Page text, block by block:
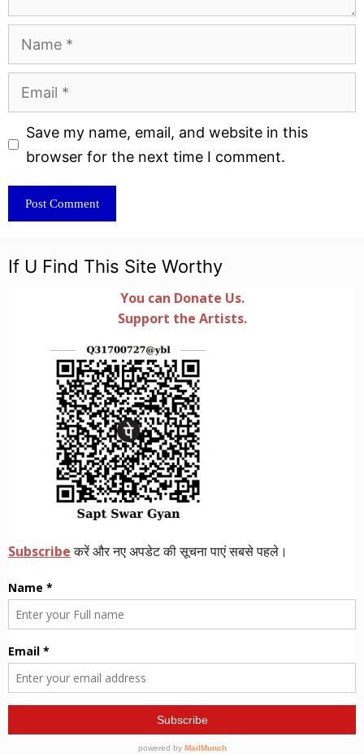
Name
Email
Website
Save my name, email, and website in this
browser for the next time I comment.
If U Find This Site Worthy